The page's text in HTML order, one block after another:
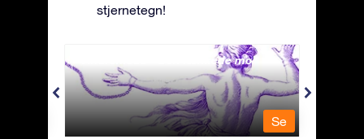
stjernetegn!
Andromeda - Den lænkede mø
Se